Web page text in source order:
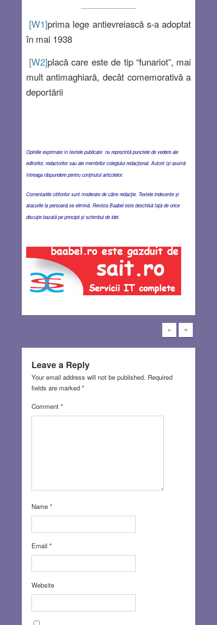
[W1]prima lege antievreiască s-a adoptat
în mai 1938
[W2]placă care este de tip “funariot”, mai
mult antimaghiară, decât comemorativă a
deportării
Opiniile exprimate în textele publicate nu reprezintă punctele de vedere ale
editorilor, redactorilor sau ale membrilor colegiului redacţional. Autorii îşi asumă
întreaga răspundere pentru conţinutul articolelor.
Comentariile cititorilor sunt moderate de către redacţie. Textele indecente şi
atacurile la persoană se elimină. Revista Baabel este deschisă faţă de orice
discuţie bazată pe principii şi schimbul de idei.
Leave a Reply
Your email address will not be published. Required
fields are marked *
Comment *
Name *
Email *
Website